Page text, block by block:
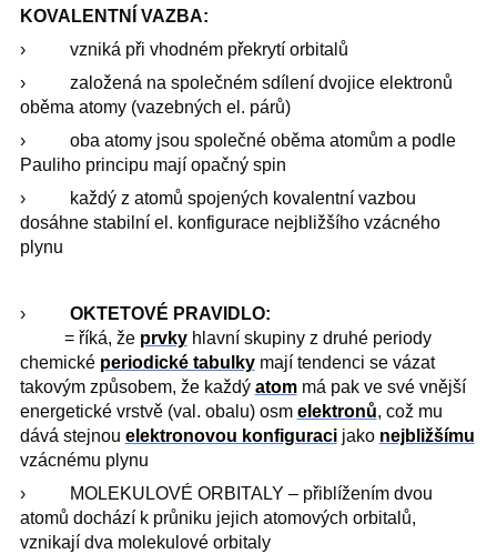
KOVALENTNÍ VAZBA:
› vzniká při vhodném překrytí orbitalů
› založená na společném sdílení dvojice elektronů
oběma atomy (vazebných el. párů)
› oba atomy jsou společné oběma atomům a podle
Pauliho principu mají opačný spin
› každý z atomů spojených kovalentní vazbou
dosáhne stabilní el. konfigurace nejbližšího vzácného
plynu
› OKTETOVÉ PRAVIDLO:
= říká, že prvkyhlavní skupiny z druhé periody
chemické periodické tabulkymají tendenci se vázat
takovým způsobem, že každý atommá pak ve své vnější
energetické vrstvě (val. obalu) osm elektronů, což mu
dává stejnou elektronovou konfiguracijako nejbližšímu
vzácnému plynu
› MOLEKULOVÉ ORBITALY – přiblížením dvou
atomů dochází k průniku jejich atomových orbitalů,
vznikají dva molekulové orbitaly